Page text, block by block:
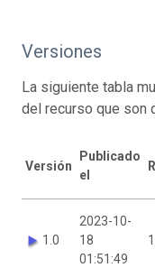
Versiones
La siguiente tabla
del recurso que son
Versión
Publicado
el
1.0
2023-10-
18
01:51:49